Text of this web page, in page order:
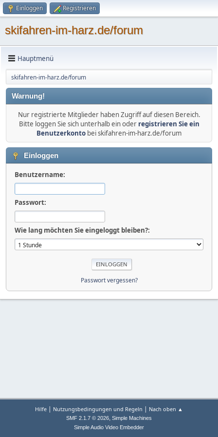
Einloggen Registrieren
skifahren-im-harz.de/forum
Hauptmenü
skifahren-im-harz.de/forum
Warnung!
Nur registrierte Mitglieder haben Zugriff auf diesen Bereich.
Bitte loggen Sie sich unterhalb ein oder registrieren Sie ein
Benutzerkonto bei skifahren-im-harz.de/forum
Einloggen
Benutzername:
Passwort:
Wie lang möchten Sie eingeloggt bleiben?:
Passwort vergessen?
Hilfe | Nutzungsbedingungen und Regeln | Nach oben ▲
SMF 2.1.7 © 2026, Simple Machines
Simple Audio Video Embedder